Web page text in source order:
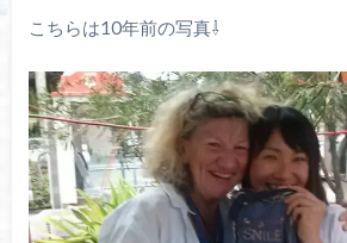
こちらは10年前の写真⇩